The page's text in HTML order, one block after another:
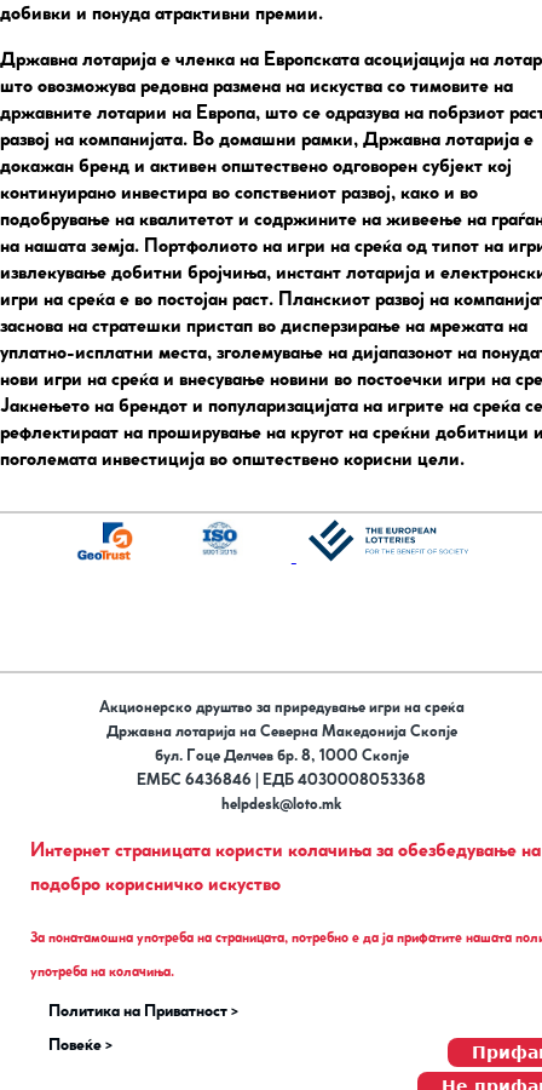
Интернет страницата користи колачиња за обезбедување на
подобро корисничко искуство
За понатамошна употреба на страницата, потребно е да ја прифатите нашата
употреба на колачиња.
Политика на Приватност >
Повеќе >
добивки и понуда атрактивни премии.
Државна лотарија е членка на Европската асоцијација на
што овозможува редовна размена на искуства со тимовите на
државните лотарии на Европа, што се одразува на побрзиот
развој на компанијата. Во домашни рамки, Државна лотарија е
докажан бренд и активен општествено одговорен субјект кој
континуирано инвестира во сопствениот развој, како и во
подобрување на квалитетот и содржините на живеење на
на нашата земја. Портфолиото на игри на среќа од типот на
извлекување добитни бројчиња, инстант лотарија и
игри на среќа е во постојан раст. Планскиот развој на
заснова на стратешки пристап во дисперзирање на мрежата на
уплатно-исплатни места, зголемување на дијапазонот на
нови игри на среќа и внесување новини во постоечки игри на
Јакнењето на брендот и популаризацијата на игрите на среќа се
рефлектираат на проширување на кругот на среќни добитници
поголемата инвестиција во општествено корисни цели.
Акционерско друштво за приредување игри на среќа
Државна лотарија на Северна Македонија Скопје
бул. Гоце Делчев бр. 8, 1000 Скопје
ЕМБС 6436846 | ЕДБ 4030008053368
helpdesk@loto.mk